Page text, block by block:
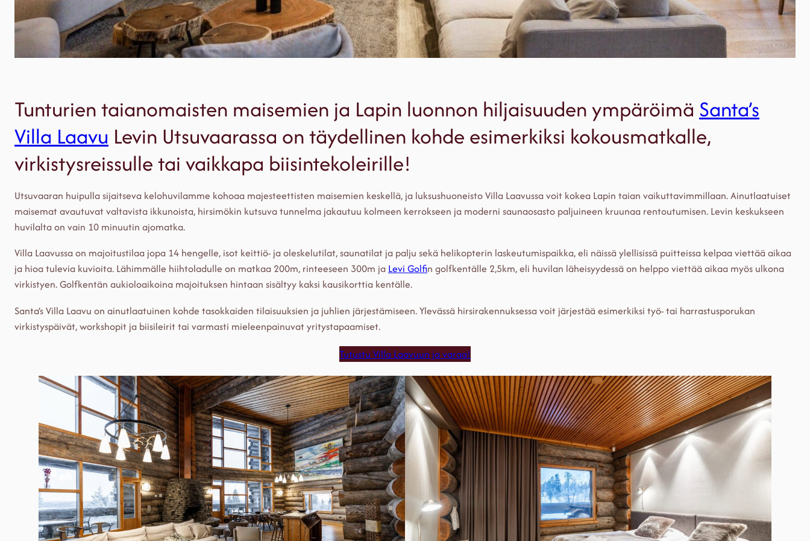
Tunturien taianomaisten maisemien ja Lapin luonnon hiljaisuuden ympäröimä Santa’s
Villa Laavu Levin Utsuvaarassa on täydellinen kohde esimerkiksi kokousmatkalle,
virkistysreissulle tai vaikkapa biisintekoleirille!
Utsuvaaran huipulla sijaitseva kelohuvilamme kohoaa majesteettisten maisemien keskellä, ja luksushuoneisto Villa Laavussa voit kokea Lapin taian vaikuttavimmillaan. Ainutlaatuiset
maisemat avautuvat valtavista ikkunoista, hirsimökin kutsuva tunnelma jakautuu kolmeen kerrokseen ja moderni saunaosasto paljuineen kruunaa rentoutumisen. Levin keskukseen
huvilalta on vain 10 minuutin ajomatka.
Villa Laavussa on majoitustilaa jopa 14 hengelle, isot keittiö- ja oleskelutilat, saunatilat ja palju sekä helikopterin laskeutumispaikka, eli näissä ylellisissä puitteissa kelpaa viettää aikaa
ja hioa tulevia kuvioita. Lähimmälle hiihtoladulle on matkaa 200m, rinteeseen 300m ja Levi Golfin golfkentälle 2,5km, eli huvilan läheisyydessä on helppo viettää aikaa myös ulkona
virkistyen. Golfkentän aukioloaikoina majoituksen hintaan sisältyy kaksi kausikorttia kentälle.
Santa’s Villa Laavu on ainutlaatuinen kohde tasokkaiden tilaisuuksien ja juhlien järjestämiseen. Ylevässä hirsirakennuksessa voit järjestää esimerkiksi työ- tai harrastusporukan
virkistyspäivät, workshopit ja biisileirit tai varmasti mieleenpainuvat yritystapaamiset.
Tutustu Villa Laavuun ja varaa!